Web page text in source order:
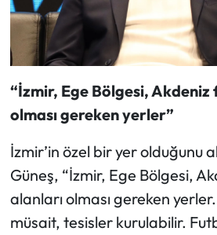
“İzmir, Ege Bölgesi,
olması gereken yerler”
İzmir’in özel bir yer olduğunu
Güneş, “İzmir, Ege Bölgesi,
alanları olması gereken
müsait, tesisler kurulabilir.